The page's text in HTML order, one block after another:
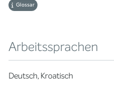
Glossar
Arbeitssprachen
Deutsch, Kroatisch